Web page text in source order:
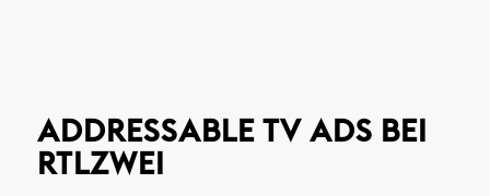
ADDRESSABLE TV ADS BEI
RTLZWEI